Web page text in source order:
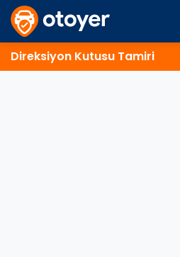
Direksiyon Kutusu Tamiri